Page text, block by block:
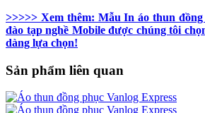
>>>>> Xem thêm: Mẫu In áo thun
đào tạp nghề Mobile được chúng tôi
dàng lựa chọn!
Sản phẩm liên quan